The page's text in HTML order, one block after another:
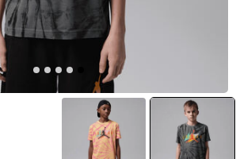
selected
رمادي أصفر